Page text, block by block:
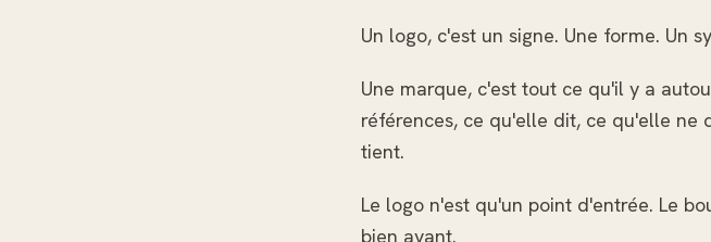
Un logo, c'est un signe. Une forme. Un
Une marque, c'est tout ce qu'il y a
références, ce qu'elle dit, ce qu'elle ne
tient.
Le logo n'est qu'un point d'entrée. Le
bien avant.